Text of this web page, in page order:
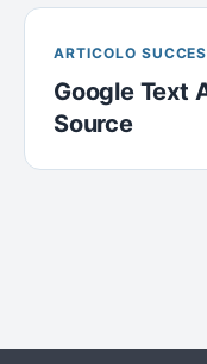
ARTICOLO
Google Text
Source